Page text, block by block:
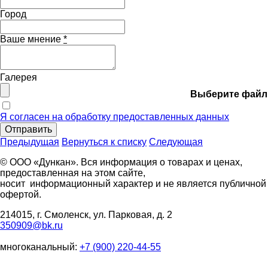
Город
Ваше мнение *
Галерея
Выберите файл
Я согласен на обработку предоставленных данных
Отправить
Предыдущая Вернуться к списку Следующая
© ООО «Дункан». Вся информация о товарах и ценах,
предоставленная на этом сайте,
носит информационный характер и не является публичной
офертой.
214015, г. Смоленск, ул. Парковая, д. 2
350909@bk.ru
многоканальный: +7 (900) 220-44-55